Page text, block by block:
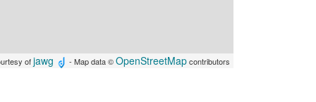
ofjawg - Map data ©OpenStreetMapcontributors